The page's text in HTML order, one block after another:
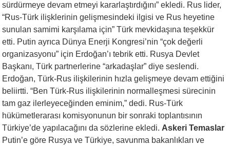
sürdürmeye devam etmeyi kararlaştırdığını” ekledi. Rus lider,
“Rus-Türk ilişklerinin gelişmesindeki ilgisi ve Rus heyetine
sunulan samimi karşılama için” Türk mevkidaşına teşekkür
etti. Putin ayrıca Dünya Enerji Kongresi’nin “çok değerli
organizasyonu” için Erdoğan’ı tebrik etti. Rusya Devlet
Başkanı, Türk partnerlerine “arkadaşlar” diye seslendi.
Erdoğan, Türk-Rus ilişkilerinin hızla gelişmeye devam ettiğini
beliirtti. “Ben Türk-Rus ilişkilerinin normalleşmesi sürecinin
tam gaz ilerleyeceğinden eminim,” dedi. Rus-Türk
hükümetlerarası komisyonunun bir sonraki toplantısının
Türkiye’de yapılacağını da sözlerine ekledi. Askeri Temaslar
Putin’e göre Rusya ve Türkiye, savunma bakanlıkları ve